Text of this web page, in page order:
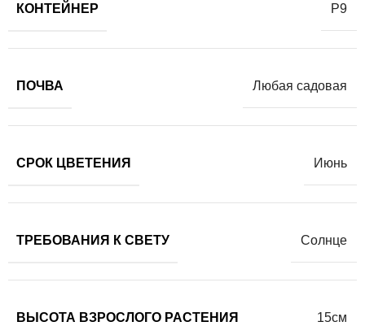
КОНТЕЙНЕР Р9
ПОЧВА Любая садовая
СРОК ЦВЕТЕНИЯ Июнь
ТРЕБОВАНИЯ К СВЕТУ Солнце
ВЫСОТА ВЗРОСЛОГО РАСТЕНИЯ 15см